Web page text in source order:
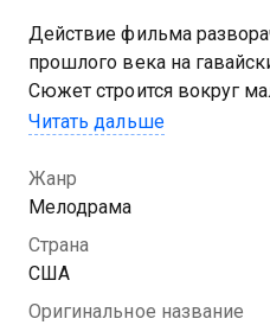
Действие фильма
прошлого века на
Сюжет строится вокруг
преодолевает препятствия
Читать дальше
Жанр
Мелодрама
Страна
США
Оригинальное название